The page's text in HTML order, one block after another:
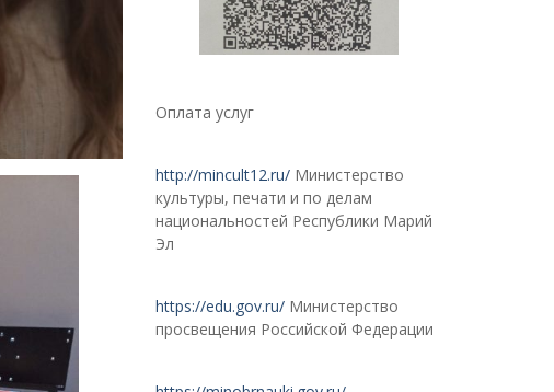
Оплата услуг
http://mincult12.ru/Министерство
культуры, печати и по делам
национальностей Республики Марий
Эл
https://edu.gov.ru/Министерство
просвещения Российской Федерации